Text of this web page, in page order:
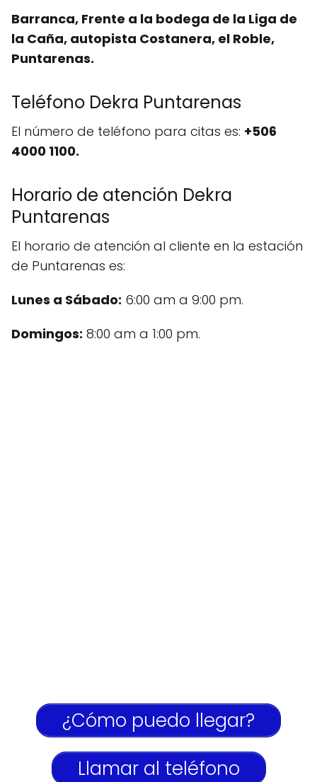
Barranca, Frente a la bodega de la Liga de
la Caña, autopista Costanera, el Roble,
Puntarenas.
Teléfono Dekra Puntarenas
El número de teléfono para citas es: +506
4000 1100.
Horario de atención Dekra
Puntarenas
El horario de atención al cliente en la estación
de Puntarenas es:
Lunes a Sábado: 6:00 am a 9:00 pm.
Domingos: 8:00 am a 1:00 pm.
¿Cómo puedo llegar?
Llamar al teléfono